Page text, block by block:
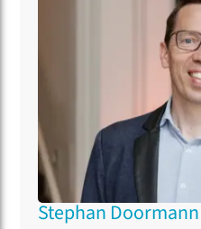
Stephan Doormann